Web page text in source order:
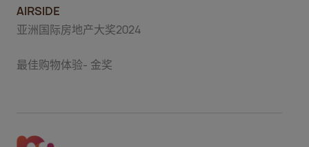
AIRSIDE
亚洲国际房地产大奖2024
最佳购物体验- 金奖